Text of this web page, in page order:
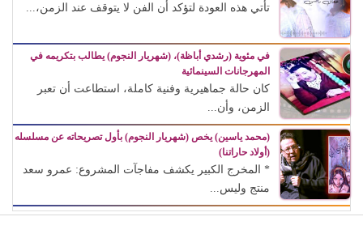
تأتي هذه العودة لتؤكد أن الفن لا يتوقف عند الزمن،...
في مئوية (رشدي أباظة)، (شهريار النجوم) يطالب بتكريمه في
المهرجانات السينمائية
كان حالة جماهيرية وفنية كاملة، استطاعت أن تعبر
الزمن، وأن...
(محمد ياسين) يخص (شهريار النجوم) بأول تصريحاته عن مسلسله
(أولاد حاراتنا)
* المخرج الكبير يكشف مفاجآت المشروع: عمرو سعد
منتج وليس...